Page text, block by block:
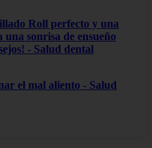
Roll perfecto y una
sonrisa de ensueño
- Salud dental
el mal aliento - Salud